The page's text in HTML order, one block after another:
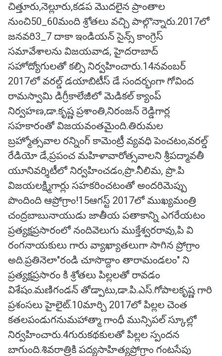
చిత్తూరు,నెల్లూరు,కడప మొదలైన ప్రాంతాల
నుంచి50_60మంది శ్రోతలు వచ్చి పాల్గొన్నారు.2017లో
జనవరి3_7 దాకా ఇండియన్ సైన్స్ కాంగ్రెస్
సమావేశాలను విజయవాడ, హైదరాబాద్
సహోద్యోగులతో కల్సి నిర్వహించారు.14నవంబర్
2017లో వరల్డ్ డయాబిటీస్ డే సందర్భంగా గోవింద
రామస్వామి డిగ్రీకాలేజీలో మెడికల్ క్యాంప్
నిర్వహణ,డా.కృష్ణ ప్రశాంతి,నిరంజన్ రెడ్డిగార్ల
సహకారంతో విజయవంతమైంది.తిరుమల
బ్రహ్మోత్సవాల రన్నింగ్ కామెంట్రీ వ్యవధి పెంచటం,వరల్డ్
రేడియో డే,ప్రపంచ మహిళావారోత్సవాలని శ్రీపద్మావతీ
యూనివర్శిటీలో నిర్వహించడం,ప్రొ.నీలిమ, ప్రొ.పి
విజయలక్ష్మిగార్లు సహకరించటంతో అందరిమెప్పు
పొందింది ఆప్రోగ్రాం!15ఆగస్ట్ 2017లో ముఖ్యమంత్రి
చంద్రబాబునాయుడు జాతీయ పతాకాన్ని ఎగరేయటం
ప్రత్యక్షప్రసారంలో నందివెలుగు ముక్తేశ్వరరావు,పి వి
రంగనాయకులు గారు వ్యాఖ్యాతలుగా సాగిన ప్రోగ్రాం
అది.ప్రతినెలా"రండి చూసొద్దాం తారామండలం" ని
ప్రత్యక్షప్రసారం కి శ్రోతలు పిల్లలతో రావడం
విశేషం.మణిగండన్ తోడ్పాటు,డా.పి.ఎస్.గోపాలకృష్ణ గారి
ప్రశంసలు హైలైట్.10మార్చి 2017లో పిల్లల చెంత
కతలపండుగనుమహాత్మా గాంధీ మున్సిపల్ స్కూల్లో
నిర్వహించారు.4గురుకథకులతో పిల్లల స్పందన
బాగుంది.శివరాత్రికి పద్యసాహిత్యప్రోగ్రాం గంటసేపు